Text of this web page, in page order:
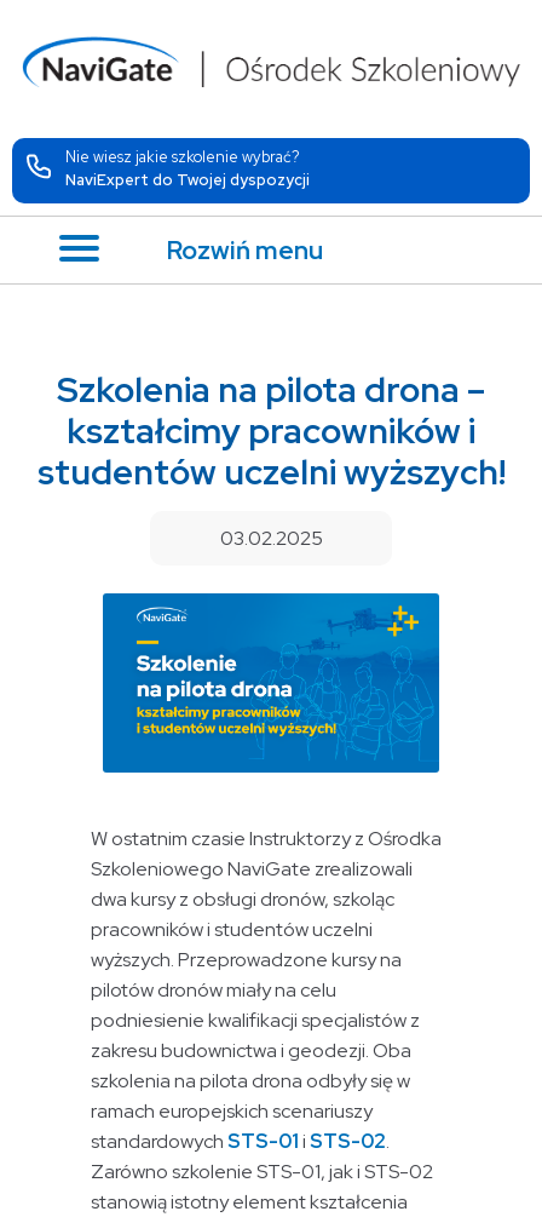
Nie wiesz jakie szkolenie wybrać?
NaviExpert do Twojej dyspozycji
Rozwiń menu
Szkolenia na pilota drona –
kształcimy pracowników i
studentów uczelni wyższych!
03.02.2025
W ostatnim czasie Instruktorzy z Ośrodka
Szkoleniowego NaviGate zrealizowali
dwa kursy z obsługi dronów, szkoląc
pracowników i studentów uczelni
wyższych. Przeprowadzone kursy na
pilotów dronów miały na celu
podniesienie kwalifikacji specjalistów z
zakresu budownictwa i geodezji. Oba
szkolenia na pilota drona odbyły się w
ramach europejskich scenariuszy
standardowychSTS-01iSTS-02.
Zarówno szkolenie STS-01, jak i STS-02
stanowią istotny element kształcenia